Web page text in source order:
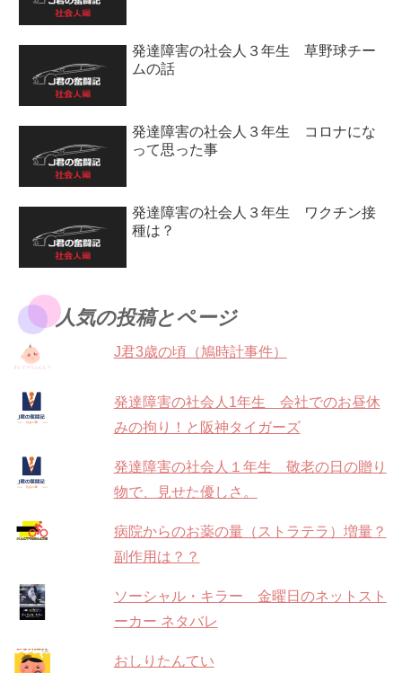
発達障害の社会人３年生 草野球チー
ムの話
発達障害の社会人３年生 コロナにな
って思った事
発達障害の社会人３年生 ワクチン接
種は？
人気の投稿とページ
J君3歳の頃（鳩時計事件）
発達障害の社会人1年生 会社でのお昼休
みの拘り！と阪神タイガーズ
発達障害の社会人１年生 敬老の日の贈り
物で、見せた優しさ。
病院からのお薬の量（ストラテラ）増量？
副作用は？？
ソーシャル・キラー 金曜日のネットスト
ーカー ネタバレ
おしりたんてい